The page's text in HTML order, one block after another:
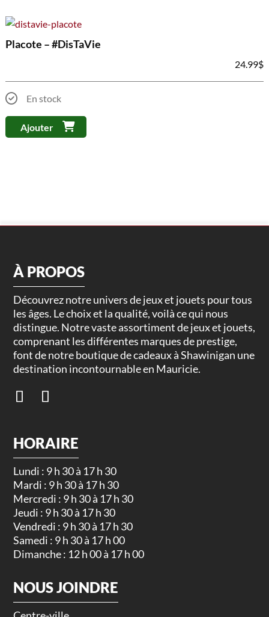
Placote – #DisTaVie
24.99$
En stock
Ajouter
À PROPOS
Découvrez notre univers de jeux et jouets pour tous
les âges. Le choix et la qualité, voilà ce qui nous
distingue. Notre vaste assortiment de jeux et jouets,
comprenant les différentes marques de prestige,
font de notre boutique de cadeaux à Shawinigan une
destination incontournable en Mauricie.
HORAIRE
Lundi : 9 h 30 à 17 h 30
Mardi : 9 h 30 à 17 h 30
Mercredi : 9 h 30 à 17 h 30
Jeudi : 9 h 30 à 17 h 30
Vendredi : 9 h 30 à 17 h 30
Samedi : 9 h 30 à 17 h 00
Dimanche : 12 h 00 à 17 h 00
NOUS JOINDRE